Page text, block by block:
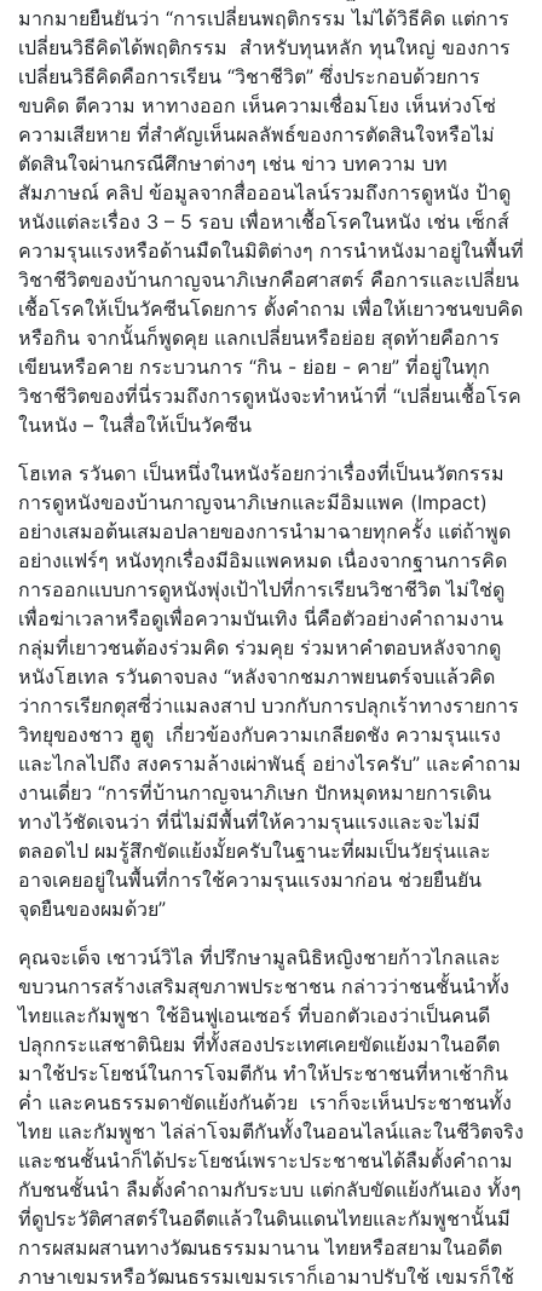
มากมายยืนยันว่า “การเปลี่ยนพฤติกรรม ไม่ได้วิธีคิด แต่การ
เปลี่ยนวิธีคิดได้พฤติกรรม สำหรับทุนหลัก ทุนใหญ่ ของการ
เปลี่ยนวิธีคิดคือการเรียน “วิชาชีวิต” ซึ่งประกอบด้วยการ
ขบคิด ตีความ หาทางออก เห็นความเชื่อมโยง เห็นห่วงโซ่
ความเสียหาย ที่สำคัญเห็นผลลัพธ์ของการตัดสินใจหรือไม่
ตัดสินใจผ่านกรณีศึกษาต่างๆ เช่น ข่าว บทความ บท
สัมภาษณ์ คลิป ข้อมูลจากสื่อออนไลน์รวมถึงการดูหนัง ป้าดู
หนังแต่ละเรื่อง 3 – 5 รอบ เพื่อหาเชื้อโรคในหนัง เช่น เซ็กส์
ความรุนแรงหรือด้านมืดในมิติต่างๆ การนำหนังมาอยู่ในพื้นที่
วิชาชีวิตของบ้านกาญจนาภิเษกคือศาสตร์ คือการและเปลี่ยน
เชื้อโรคให้เป็นวัคซีนโดยการ ตั้งคำถาม เพื่อให้เยาวชนขบคิด
หรือกิน จากนั้นก็พูดคุย แลกเปลี่ยนหรือย่อย สุดท้ายคือการ
เขียนหรือคาย กระบวนการ “กิน - ย่อย - คาย” ที่อยู่ในทุก
วิชาชีวิตของที่นี่รวมถึงการดูหนังจะทำหน้าที่ “เปลี่ยนเชื้อโรค
ในหนัง – ในสื่อให้เป็นวัคซีน
​โฮเทล รวันดา เป็นหนึ่งในหนังร้อยกว่าเรื่องที่เป็นนวัตกรรม
การดูหนังของบ้านกาญจนาภิเษกและมีอิมแพค (Impact)
อย่างเสมอต้นเสมอปลายของการนำมาฉายทุกครั้ง แต่ถ้าพูด
อย่างแฟร์ๆ หนังทุกเรื่องมีอิมแพคหมด เนื่องจากฐานการคิด
การออกแบบการดูหนังพุ่งเป้าไปที่การเรียนวิชาชีวิต ไม่ใช่ดู
เพื่อฆ่าเวลาหรือดูเพื่อความบันเทิง นี่คือตัวอย่างคำถามงาน
กลุ่มที่เยาวชนต้องร่วมคิด ร่วมคุย ร่วมหาคำตอบหลังจากดู
หนังโฮเทล รวันดาจบลง “หลังจากชมภาพยนตร์จบแล้วคิด
ว่าการเรียกตุสซี่ว่าแมลงสาป บวกกับการปลุกเร้าทางรายการ
วิทยุของชาว ฮูตู เกี่ยวข้องกับความเกลียดชัง ความรุนแรง
และไกลไปถึง สงครามล้างเผ่าพันธุ์ อย่างไรครับ” และคำถาม
งานเดี่ยว “การที่บ้านกาญจนาภิเษก ปักหมุดหมายการเดิน
ทางไว้ชัดเจนว่า ที่นี่ไม่มีพื้นที่ให้ความรุนแรงและจะไม่มี
ตลอดไป ผมรู้สึกขัดแย้งมั้ยครับในฐานะที่ผมเป็นวัยรุ่นและ
อาจเคยอยู่ในพื้นที่การใช้ความรุนแรงมาก่อน ช่วยยืนยัน
จุดยืนของผมด้วย”
​คุณจะเด็จ เชาวน์วิไล ที่ปรึกษามูลนิธิหญิงชายก้าวไกลและ
ขบวนการสร้างเสริมสุขภาพประชาชน กล่าวว่าชนชั้นนำทั้ง
ไทยและกัมพูชา ใช้อินฟูเอนเซอร์ ที่บอกตัวเองว่าเป็นคนดี
ปลุกกระแสชาตินิยม ที่ทั้งสองประเทศเคยขัดแย้งมาในอดีต
มาใช้ประโยชน์ในการโจมตีกัน ทำให้ประชาชนที่หาเช้ากิน
ค่ำ และคนธรรมดาขัดแย้งกันด้วย เราก็จะเห็นประชาชนทั้ง
ไทย และกัมพูชา ไล่ล่าโจมตีกันทั้งในออนไลน์และในชีวิตจริง
และชนชั้นนำก็ได้ประโยชน์เพราะประชาชนได้ลืมตั้งคำถาม
กับชนชั้นนำ ลืมตั้งคำถามกับระบบ แต่กลับขัดแย้งกันเอง ทั้งๆ
ที่ดูประวัติศาสตร์ในอดีตแล้วในดินแดนไทยและกัมพูชานั้นมี
การผสมผสานทางวัฒนธรรมมานาน ไทยหรือสยามในอดีต
ภาษาเขมรหรือวัฒนธรรมเขมรเราก็เอามาปรับใช้ เขมรก็ใช้